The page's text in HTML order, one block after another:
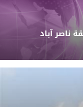
ناصر آباد